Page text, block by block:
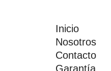
Inicio
Nosotros
Contacto
Garantía